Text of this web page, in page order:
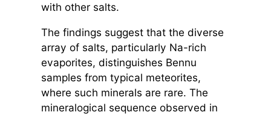
with other salts.
The findings suggest that the diverse
array of salts, particularly Na-rich
evaporites, distinguishes Bennu
samples from typical meteorites,
where such minerals are rare. The
mineralogical sequence observed in